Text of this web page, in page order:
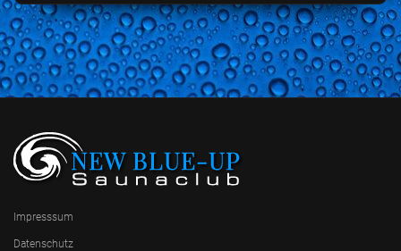
Impresssum
Datenschutz